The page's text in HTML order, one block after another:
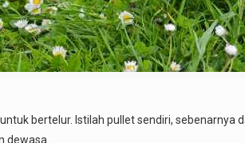
bertelur. Istilah pullet sendiri, sebenarnya
dewasa.